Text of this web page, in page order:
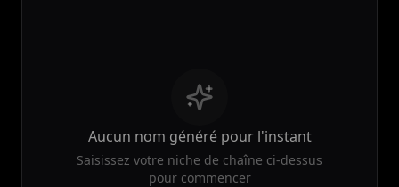
Aucun nom généré pour l'instant
Saisissez votre niche de chaîne ci-dessus
pour commencer